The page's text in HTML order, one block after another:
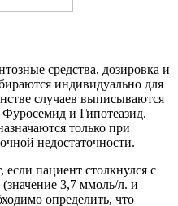
средства, дозировка и
индивидуально для
случаев выписываются
и Гипотеазид.
только при
недостаточности.
пациент столкнулся с
3,7 ммоль/л. и
определить, что